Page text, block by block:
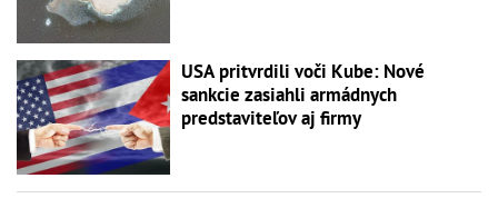
USA pritvrdili voči Kube: Nové
sankcie zasiahli armádnych
predstaviteľov aj firmy